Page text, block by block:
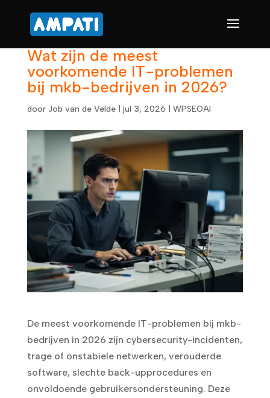
Wat zijn de meest
voorkomende IT-problemen
bij mkb-bedrijven in 2026?
door Job van de Velde| jul 3, 2026 WPSEOAI
De meest voorkomende IT-problemen bij mkb-
bedrijven in 2026 zijn cybersecurity-incidenten,
trage of onstabiele netwerken, verouderde
software, slechte back-upprocedures en
onvoldoende gebruikersondersteuning. Deze